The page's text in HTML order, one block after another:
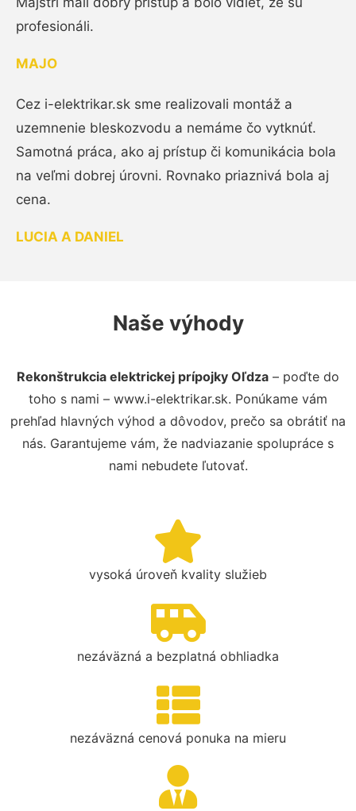
profesionáli.
MAJO
Cez i-elektrikar.sk sme realizovali montáž a
uzemnenie bleskozvodu a nemáme čo vytknúť.
Samotná práca, ako aj prístup či komunikácia bola
na veľmi dobrej úrovni. Rovnako priaznivá bola aj
cena.
LUCIA A DANIEL
Naše výhody
Rekonštrukcia elektrickej prípojky Oľdza – poďte do
toho s nami – www.i-elektrikar.sk. Ponúkame vám
prehľad hlavných výhod a dôvodov, prečo sa obrátiť na
nás. Garantujeme vám, že nadviazanie spolupráce s
nami nebudete ľutovať.
vysoká úroveň kvality služieb
nezáväzná a bezplatná obhliadka
nezáväzná cenová ponuka na mieru